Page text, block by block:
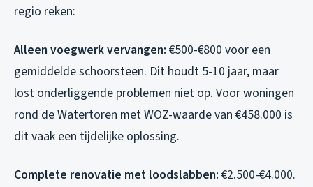
regio reken:
Alleen voegwerk vervangen: €500-€800 voor een
gemiddelde schoorsteen. Dit houdt 5-10 jaar, maar
lost onderliggende problemen niet op. Voor woningen
rond de Watertoren met WOZ-waarde van €458.000 is
dit vaak een tijdelijke oplossing.
Complete renovatie met loodslabben: €2.500-€4.000.